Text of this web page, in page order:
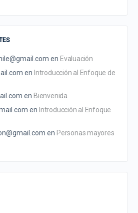
en Evaluación
en Introducción al Enfoque de
en Bienvenida
en Introducción al Enfoque
en Personas mayores